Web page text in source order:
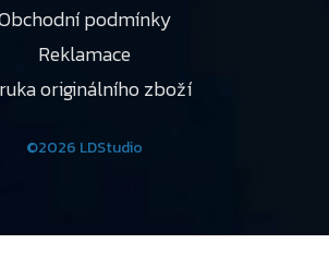
podmínky
Reklamace
originálního zboží
©2026 LDStudio